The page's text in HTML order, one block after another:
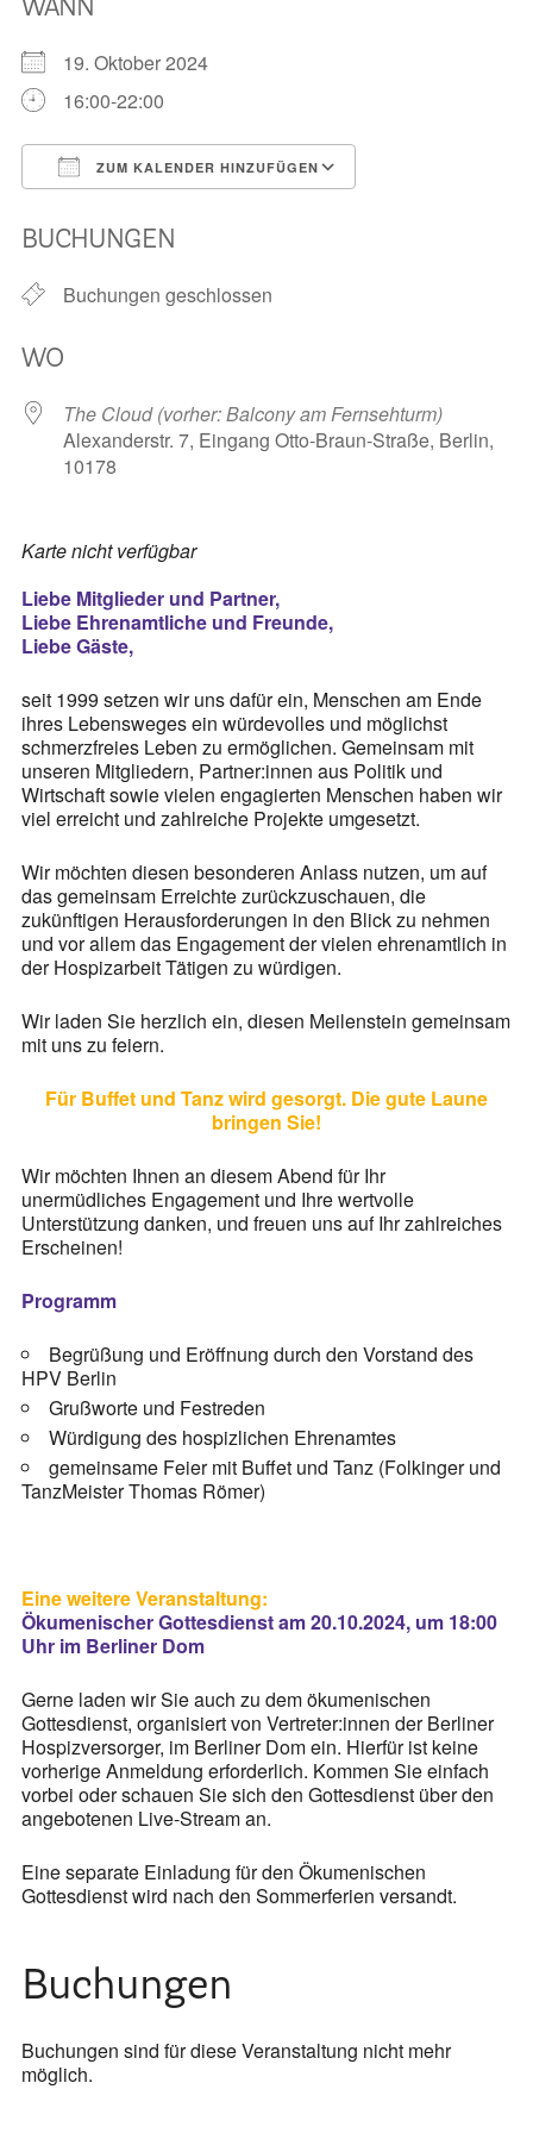
Informationen
Besondere Situationen
Betreuung Zuhause
Betreuung im Pflegeheim
Patientenverfügung – Vorsorgevollmacht –
Flyer und Broschüren zum Download
25 Jahre HPV Berlin – Festakt am 19. Okt. 2024
Berliner Hospizaktionen
Berliner Werkstattgespräche zur Hospiz- und Palliativarbeit
Berliner Hospizforen
Aktion: Letzte Wünsche Wand
Ehrenamt
Presse & Aktuelles
Adressen
Ambulante Hospizdienste
Kinder- und Jugendhospize und -hospizdienste
Palliative Einrichtungen
WANN
19. Oktober 2024
16:00-22:00
ZUM KALENDER HINZUFÜGEN
BUCHUNGEN
Buchungen geschlossen
WO
The Cloud (vorher: Balcony am Fernsehturm)
Alexanderstr. 7, Eingang Otto-Braun-Straße, Berlin,
10178
Karte nicht verfügbar
Liebe Mitglieder und Partner,
Liebe Ehrenamtliche und Freunde,
Liebe Gäste,
seit 1999 setzen wir uns dafür ein, Menschen am Ende
ihres Lebensweges ein würdevolles und möglichst
schmerzfreies Leben zu ermöglichen. Gemeinsam mit
unseren Mitgliedern, Partner:innen aus Politik und
Wirtschaft sowie vielen engagierten Menschen haben wir
viel erreicht und zahlreiche Projekte umgesetzt.
Wir möchten diesen besonderen Anlass nutzen, um auf
das gemeinsam Erreichte zurückzuschauen, die
zukünftigen Herausforderungen in den Blick zu nehmen
und vor allem das Engagement der vielen ehrenamtlich in
der Hospizarbeit Tätigen zu würdigen.
Wir laden Sie herzlich ein, diesen Meilenstein gemeinsam
mit uns zu feiern.
Für Buffet und Tanz wird gesorgt. Die gute Laune
bringen Sie!
Wir möchten Ihnen an diesem Abend für Ihr
unermüdliches Engagement und Ihre wertvolle
Unterstützung danken, und freuen uns auf Ihr zahlreiches
Erscheinen!
Programm
Begrüßung und Eröffnung durch den Vorstand des
HPV Berlin
Grußworte und Festreden
Würdigung des hospizlichen Ehrenamtes
gemeinsame Feier mit Buffet und Tanz (Folkinger und
TanzMeister Thomas Römer)
Eine weitere Veranstaltung:
Ökumenischer Gottesdienst am 20.10.2024, um 18:00
Uhr im Berliner Dom
Gerne laden wir Sie auch zu dem ökumenischen
Gottesdienst, organisiert von Vertreter:innen der Berliner
Hospizversorger, im Berliner Dom ein. Hierfür ist keine
vorherige Anmeldung erforderlich. Kommen Sie einfach
vorbei oder schauen Sie sich den Gottesdienst über den
angebotenen Live-Stream an.
Eine separate Einladung für den Ökumenischen
Gottesdienst wird nach den Sommerferien versandt.
Buchungen
Buchungen sind für diese Veranstaltung nicht mehr
möglich.